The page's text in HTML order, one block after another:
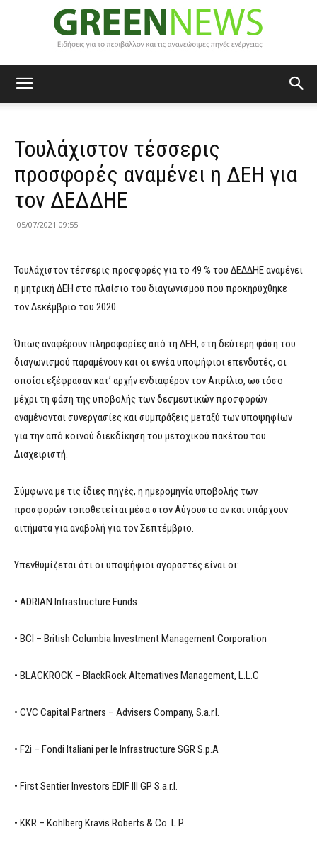
News
Τουλάχιστον τέσσερις
προσφορές αναμένει η ΔΕΗ για
τον ΔΕΔΔΗΕ
05/07/2021 09:55
Τουλάχιστον τέσσερις προσφορές για το 49 % του ΔΕΔΔΗΕ αναμένει
η μητρική ΔΕΗ στο πλαίσιο του διαγωνισμού που προκηρύχθηκε
τον Δεκέμβριο του 2020.
Όπως αναφέρουν πληροφορίες από τη ΔΕΗ, στη δεύτερη φάση του
διαγωνισμού παραμένουν και οι εννέα υποψήφιοι επενδυτές, οι
οποίοι εξέφρασαν κατ’ αρχήν ενδιαφέρον τον Απρίλιο, ωστόσο
μέχρι τη φάση της υποβολής των δεσμευτικών προσφορών
αναμένονται συνεργασίες και συμπράξεις μεταξύ των υποψηφίων
για την από κοινού διεκδίκηση του μετοχικού πακέτου του
Διαχειριστή.
Σύμφωνα με τις ίδιες πηγές, η ημερομηνία υποβολής των
προσφορών τοποθετείται μέσα στον Αύγουστο αν και υπάρχουν
αιτήματα για αναβολή για τον Σεπτέμβριο.
Υπενθυμίζεται ότι οι υποψήφιοι αγοραστές είναι οι:
• ADRIAN Infrastructure Funds
• BCI – British Columbia Investment Management Corporation
• BLACKROCK – BlackRock Alternatives Management, L.L.C
• CVC Capital Partners – Advisers Company, S.a.r.l.
• F2i – Fondi Italiani per le Infrastructure SGR S.p.A
• First Sentier Investors EDIF III GP S.a.r.l.
• KKR – Kohlberg Kravis Roberts & Co. L.P.